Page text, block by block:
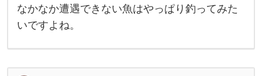
毎
年
チ
なかなか遭遇できない魚はやっぱり釣ってみた
いですよね。